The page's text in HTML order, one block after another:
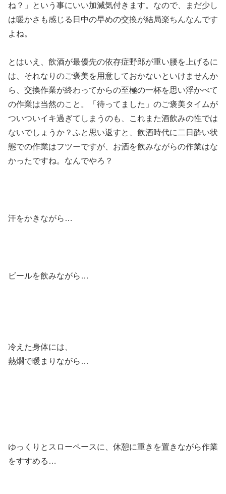
ね？」という事にいい加減気付きます。なので、まだ少し
は暖かさも感じる日中の早めの交換が結局楽ちんなんです
よね。
とはいえ、飲酒が最優先の依存症野郎が重い腰を上げるに
は、それなりのご褒美を用意しておかないといけませんか
ら、交換作業が終わってからの至極の一杯を思い浮かべて
の作業は当然のこと。「待ってました」のご褒美タイムが
ついついイキ過ぎてしまうのも、これまた酒飲みの性では
ないでしょうか？ふと思い返すと、飲酒時代に二日酔い状
態での作業はフツーですが、お酒を飲みながらの作業はな
かったですね。なんでやろ？
汗をかきながら…
ビールを飲みながら…
冷えた身体には、
熱燗で暖まりながら…
ゆっくりとスローペースに、休憩に重きを置きながら作業
をすすめる…